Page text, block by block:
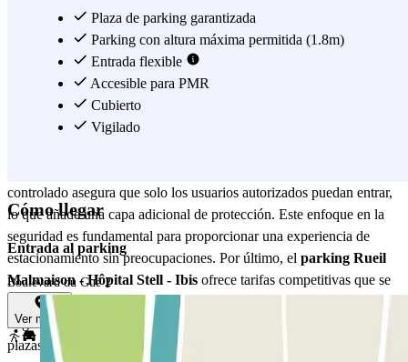
servicio y mantenimiento que cumple con los más altos estándares
de calidad. Este parking está diseñado para ofrecer una experiencia
sin complicaciones, con amplias plazas de aparcamiento que
facilitan el estacionamiento de vehículos de todos los tamaños. El
parking Rueil Malmaison - Hôpital Stell - Ibis
por su seguridad. Equipado con un sistema de vigilancia las 24
controlado asegura que solo los usuarios autorizados puedan entrar,
lo que añade una capa adicional de protección. Este enfoque en la
seguridad es fundamental para proporcionar una experiencia de
estacionamiento sin preocupaciones. Por último, el parking Rueil
Malmaison - Hôpital Stell - Ibis ofrece tarifas competitivas que se
adaptan a diferentes necesidades, ya sea para estancias cortas o
largas. Con opciones flexibles de pago y la posibilidad de reservar
plazas con antelación, este parking se adapta a las exigencias de un
Plaza de parking garantizada
Parking con altura máxima permitida (1.8m)
Entrada flexible
Accesible para PMR
Cubierto
Vigilado
Cómo llegar
Entrada al parking
Boulevard du Gué 2
Ver mapa